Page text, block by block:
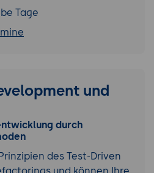
Tage
und
durch
des Test-Driven